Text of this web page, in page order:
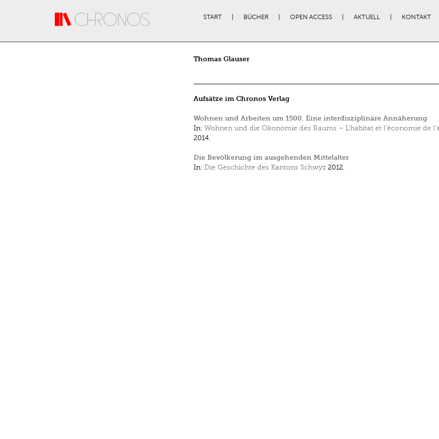
START BÜCHER OPEN ACCESS AKTUELL KONTAKT
Thomas Glauser
Aufsätze im Chronos Verlag
Wohnen und Arbeiten um 1500. Eine interdisziplinäre Annäherung
In: Wohnen und die Ökonomie des Raums – L’habitat et l’économie de
2014.
Die Bevölkerung im ausgehenden Mittelalter
In: Die Geschichte des Kantons Schwyz 2012.